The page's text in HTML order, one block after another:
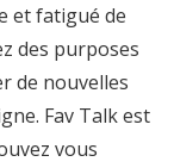
et fatigué de
des purposes
de nouvelles
Fav Talk est
vous